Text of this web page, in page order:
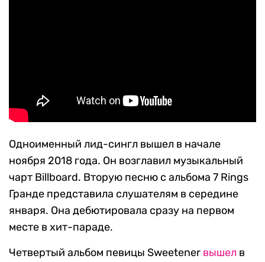
Одноименный лид-сингл вышел в начале
ноября 2018 года. Он возглавил музыкальный
чарт Billboard. Вторую песню с альбома 7 Rings
Гранде представила слушателям в середине
января. Она дебютировала сразу на первом
месте в хит-параде.
Четвертый альбом певицы Sweetener вышел в